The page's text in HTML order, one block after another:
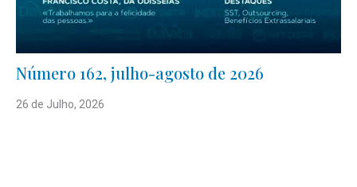
Número 162, julho-agosto de 2026
26 de Julho, 2026